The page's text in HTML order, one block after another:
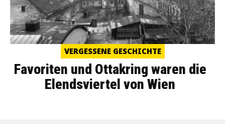
VERGESSENE GESCHICHTE
Favoriten und Ottakring waren die
Elendsviertel von Wien